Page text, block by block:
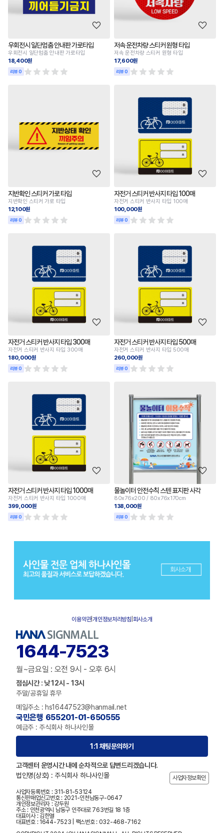
우회전시 일단멈춤 안내판 가로타입
우회전시 일단멈춤 안내판 가로타입
18,400원
리뷰 0
저속 운전차량 스티커 원형 타입
저속 운전차량 스티커 원형 타입
17,600원
리뷰 0
지반확인 스티커 가로 타입
지반확인 스티커 가로 타입
12,100원
리뷰 0
자전거 스티커 반사지 타입 100매
자전거 스티커 반사지 타입 100매
100,000원
리뷰 0
자전거 스티커 반사지 타입 300매
자전거 스티커 반사지 타입 300매
180,000원
리뷰 0
자전거 스티커 반사지 타입 500매
자전거 스티커 반사지 타입 500매
260,000원
리뷰 0
자전거 스티커 반사지 타입 1000매
자전거 스티커 반사지 타입 1000매
399,000원
리뷰 0
물놀이터 안전수칙 스텐 표지판 사각
80x76x200 / 80x76x170cm
138,000원
리뷰 0
이용약관|개인정보처리방침 회사소개
1644-7523
월~금요일 : 오전 9시 - 오후 6시
점심시간 : 낮 12시 - 13시
주말/공휴일 휴무
메일주소 : hs16447523@hanmail.net
국민은행 655201-01-650555
예금주 : 주식회사 하나사인몰
1:1 채팅문의하기
고객센터 운영시간 내에 순차적으로 답변드리겠습니다.
법인명(상호) : 주식회사 하나사인몰
사업자정보확인
사업자등록번호 : 311-81-53124
통신판매업신고번호 : 2021-인천남동구-0647
개인정보관리자 : 강두원
주소 : 인천광역시 남동구 인주대로 763번길 18 1층
대표이사 : 김한열
대표번호 : 1644-7523 | 팩스번호 : 032-468-7162